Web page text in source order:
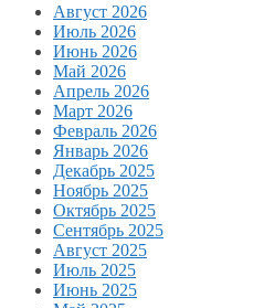
Август 2026
Июль 2026
Июнь 2026
Май 2026
Апрель 2026
Март 2026
Февраль 2026
Январь 2026
Декабрь 2025
Ноябрь 2025
Октябрь 2025
Сентябрь 2025
Август 2025
Июль 2025
Июнь 2025